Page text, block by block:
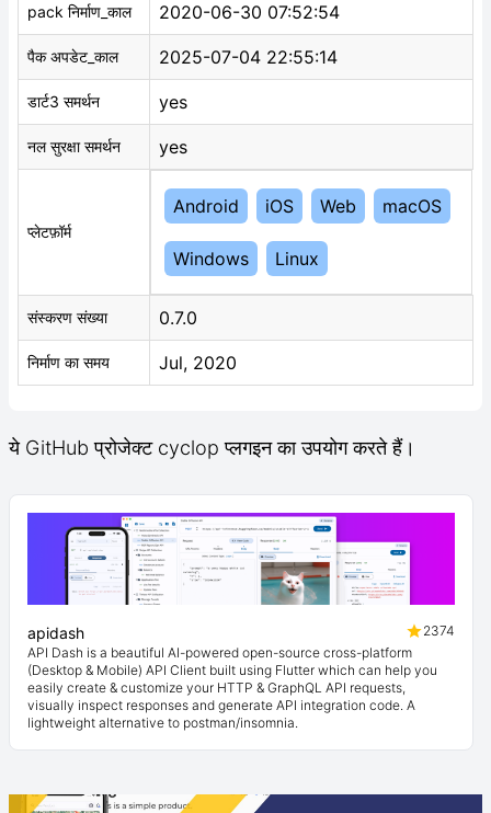
pack निर्माण_काल 2020-06-30 07:52:54
पैक अपडेट_काल 2025-07-04 22:55:14
डार्ट3 समर्थन yes
नल सुरक्षा समर्थन yes
प्लेटफ़ॉर्म
Android iOS Web macOS
Windows Linux
संस्करण संख्या 0.7.0
निर्माण का समय Jul, 2020
ये GitHub प्रोजेक्ट cyclop प्लगइन का उपयोग करते हैं।
apidash
2374
API Dash is a beautiful AI-powered open-source cross-platform
(Desktop & Mobile) API Client built using Flutter which can help you
easily create & customize your HTTP & GraphQL API requests,
visually inspect responses and generate API integration code. A
lightweight alternative to postman/insomnia.